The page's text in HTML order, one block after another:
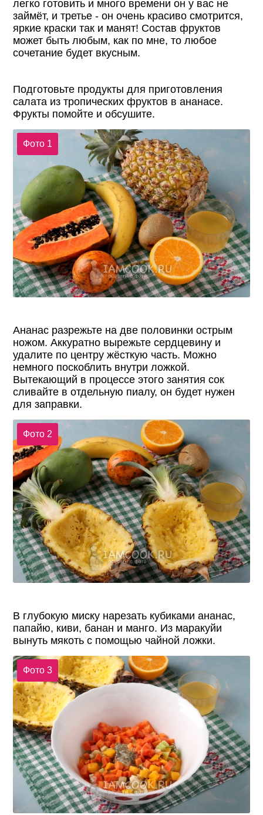
легко готовить и много времени он у вас не
займёт, и третье - он очень красиво смотрится,
яркие краски так и манят! Состав фруктов
может быть любым, как по мне, то любое
сочетание будет вкусным.
Подготовьте продукты для приготовления
салата из тропических фруктов в ананасе.
Фрукты помойте и обсушите.
Фото 1
Ананас разрежьте на две половинки острым
ножом. Аккуратно вырежьте сердцевину и
удалите по центру жёсткую часть. Можно
немного поскоблить внутри ложкой.
Вытекающий в процессе этого занятия сок
сливайте в отдельную пиалу, он будет нужен
для заправки.
Фото 2
В глубокую миску нарезать кубиками ананас,
папайю, киви, банан и манго. Из маракуйи
вынуть мякоть с помощью чайной ложки.
Фото 3